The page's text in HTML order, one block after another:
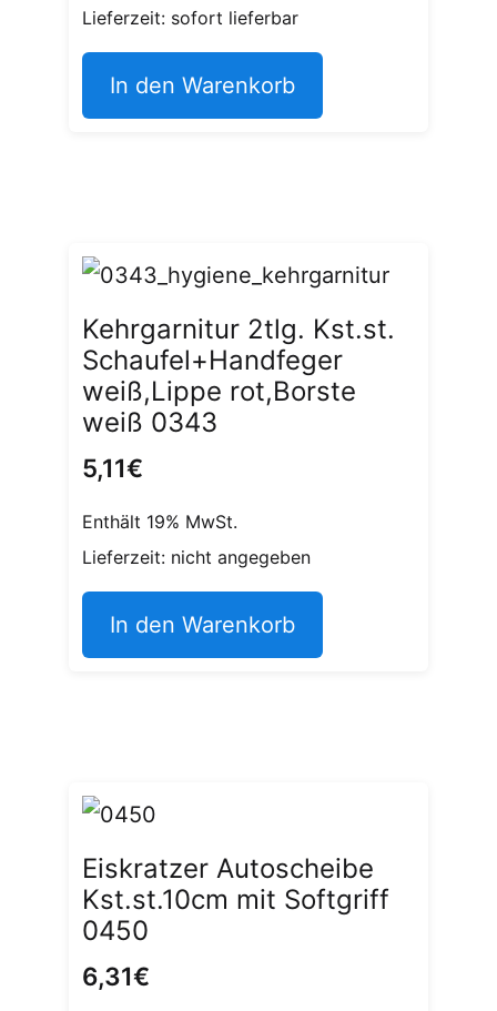
Lieferzeit: sofort lieferbar
In den Warenkorb
Kehrgarnitur 2tlg. Kst.st.
Schaufel+Handfeger
weiß,Lippe rot,Borste
weiß 0343
5,11€
Enthält 19% MwSt.
Lieferzeit: nicht angegeben
In den Warenkorb
Eiskratzer Autoscheibe
Kst.st.10cm mit Softgriff
0450
6,31€